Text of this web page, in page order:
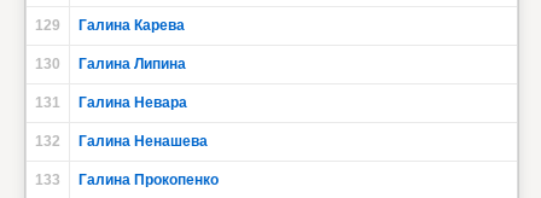
129 Галина Карева
130 Галина Липина
131 Галина Невара
132 Галина Ненашева
133 Галина Прокопенко